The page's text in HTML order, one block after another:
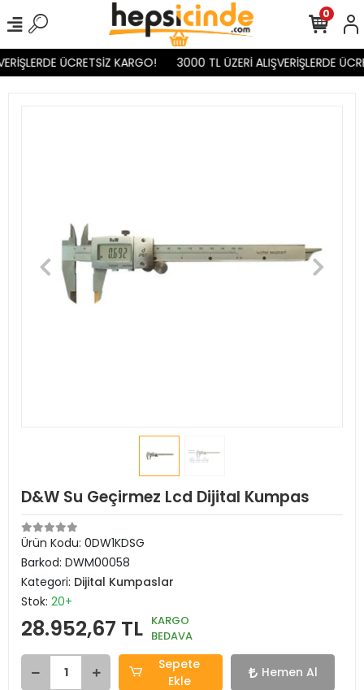
ÜCRETSİZ KARGO! 3000 TL ÜZERİ ALIŞVERİŞLERDE
0
D&W Su Geçirmez Lcd Dijital Kumpas
Ürün Kodu: 0DW1KDSG
Barkod: DWM00058
Kategori: Dijital Kumpaslar
Stok: 20+
28.952,67 TL KARGO
BEDAVA
Sepete
Ekle
Hemen Al